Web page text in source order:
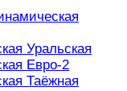
Уральская
Евро-2
Таёжная